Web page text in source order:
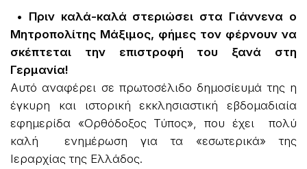
• Πριν καλά-καλά στεριώσει στα Γιάννενα ο
Μητροπολίτης Μάξιμος, φήμες τον φέρνουν να
σκέπτεται την επιστροφή του ξανά στη
Γερμανία!
Αυτό αναφέρει σε πρωτοσέλιδο δημοσίευμά της η
έγκυρη και ιστορική εκκλησιαστική εβδομαδιαία
εφημερίδα «Ορθόδοξος Τύπος», που έχει πολύ
καλή ενημέρωση για τα «εσωτερικά» της
Ιεραρχίας της Ελλάδος.